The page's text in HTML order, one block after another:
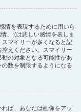
情を表現するために用いら
、:(は悲しい感情を表しま
マイリーが多くなると記
えください。スマイリー
の対象となる可能性があ
数を制限するようになる
ば、あなたは画像をアッ